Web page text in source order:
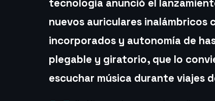
tecnología anunció el
nuevos auriculares
incorporados y autonomía de
plegable y giratorio, que lo
escuchar música durante viajes